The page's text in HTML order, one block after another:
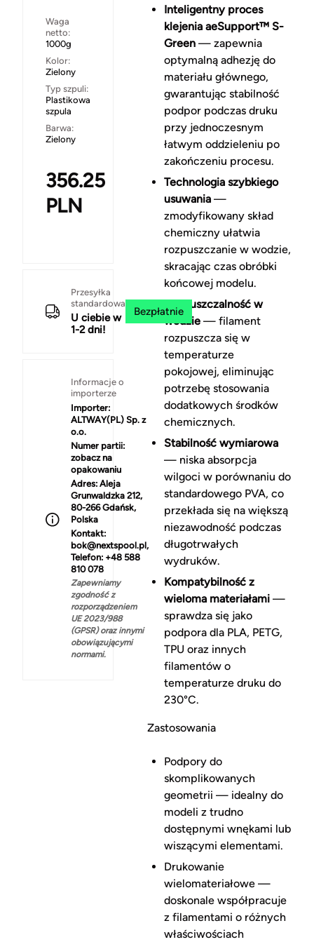
Waga
netto:
1000g
Kolor:
Zielony
Typ szpuli:
Plastikowa
szpula
Barwa:
Zielony
356.25
PLN
Przesyłka
standardowa
U ciebie w
1-2 dni!
Bezpłatnie
Informacje o
importerze
Importer:
ALTWAY(PL) Sp. z
o.o.
Numer partii:
zobacz na
opakowaniu
Adres: Aleja
Grunwaldzka 212,
80-266 Gdańsk,
Polska
Kontakt:
bok@nextspool.pl,
Telefon: +48 588
810 078
Zapewniamy
zgodność z
rozporządzeniem
UE 2023/988
(GPSR) oraz innymi
obowiązującymi
normami.
Inteligentny proces
klejenia aeSupport™ S-
Green— zapewnia
optymalną adhezję do
materiału głównego,
gwarantując stabilność
podpor podczas druku
przy jednoczesnym
łatwym oddzieleniu po
zakończeniu procesu.
Technologia szybkiego
usuwania—
zmodyfikowany skład
chemiczny ułatwia
rozpuszczanie w wodzie,
skracając czas obróbki
końcowej modelu.
Rozpuszczalność w
wodzie— filament
rozpuszcza się w
temperaturze
pokojowej, eliminując
potrzebę stosowania
dodatkowych środków
chemicznych.
Stabilność wymiarowa
— niska absorpcja
wilgoci w porównaniu do
standardowego PVA, co
przekłada się na większą
niezawodność podczas
długotrwałych
wydruków.
Kompatybilność z
wieloma materiałami—
sprawdza się jako
podpora dla PLA, PETG,
TPU oraz innych
filamentów o
temperaturze druku do
230°C.
Zastosowania
Podpory do
skomplikowanych
geometrii — idealny do
modeli z trudno
dostępnymi wnękami lub
wiszącymi elementami.
Drukowanie
wielomateriałowe —
doskonale współpracuje
z filamentami o różnych
właściwościach